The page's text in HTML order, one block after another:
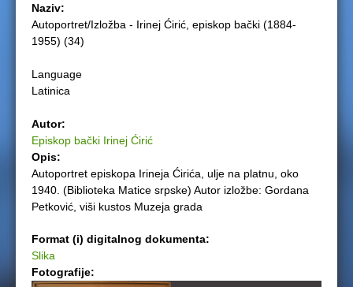
h
e
r
Naziv:
Autoportret/Izložba - Irinej Ćirić, episkop bački (1884-
1955) (34)
Language
Latinica
Autor:
Episkop bački Irinej Ćirić
Opis:
Autoportret episkopa Irineja Ćirića, ulje na platnu, oko
1940. (Biblioteka Matice srpske) Autor izložbe: Gordana
Petković, viši kustos Muzeja grada
Format (i) digitalnog dokumenta:
Slika
Fotografije: